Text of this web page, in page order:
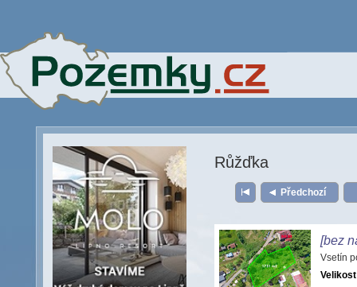
Růžďka
Předchozí
[bez
Vsetín